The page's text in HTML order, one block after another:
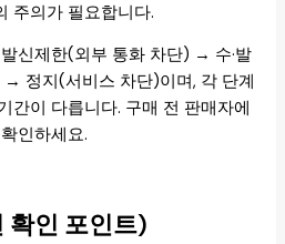
주의가 필요합니다.
신제한(외부 통화 차단) → 수·발
→ 정지(서비스 차단)이며, 각 단계
간이 다릅니다. 구매 전 판매자에
인하세요.
확인 포인트)